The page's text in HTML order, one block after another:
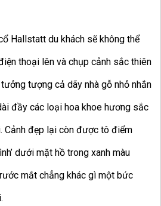
Hallstatt du khách sẽ không thể
thoại lên và chụp cảnh sắc thiên
tưởng tượng cả dãy nhà gỗ nhỏ nhắn
đầy các loại hoa khoe hương sắc
Cảnh đẹp lại còn được tô điểm
dưới mặt hồ trong xanh màu
mắt chẳng khác gì một bức